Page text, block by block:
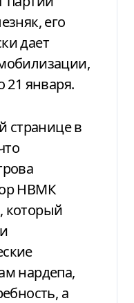
его
дает
21 января.
НВМК
который
нардепа,
а